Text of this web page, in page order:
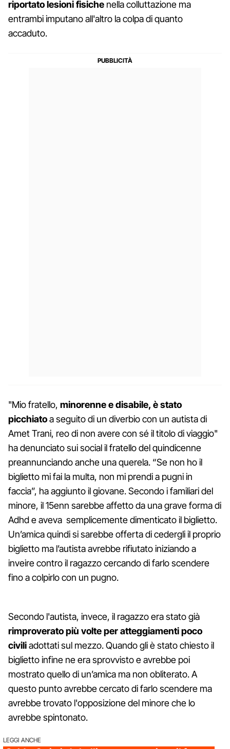
riportato lesioni fisiche nella colluttazione ma
entrambi imputano all'altro la colpa di quanto
accaduto.
"Mio fratello, minorenne e disabile, è stato
picchiatoa seguito di un diverbio con un autista di
Amet Trani, reo di non avere con sé il titolo di viaggio"
ha denunciato sui social il fratello del quindicenne
preannunciando anche una querela. “Se non ho il
biglietto mi fai la multa, non mi prendi a pugni in
faccia”, ha aggiunto il giovane. Secondo i familiari del
minore, il 15enn sarebbe affetto da una grave forma di
Adhd e aveva semplicemente dimenticato il biglietto.
Un’amica quindi si sarebbe offerta di cedergli il proprio
biglietto ma l’autista avrebbe rifiutato iniziando a
inveire contro il ragazzo cercando di farlo scendere
fino a colpirlo con un pugno.
Secondo l'autista, invece, il ragazzo era stato già
rimproverato più volte per atteggiamenti poco
civiliadottati sul mezzo. Quando gli è stato chiesto il
biglietto infine ne era sprovvisto e avrebbe poi
mostrato quello di un’amica ma non obliterato. A
questo punto avrebbe cercato di farlo scendere ma
avrebbe trovato l'opposizione del minore che lo
avrebbe spintonato.
LEGGI ANCHE